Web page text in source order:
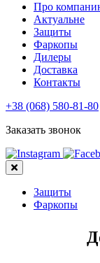
Про
Актуальне
Защиты
Фаркопы
Дилеры
Доставка
Контакты
+38 (068) 580-81-80
Заказать звонок
Защиты
Фаркопы